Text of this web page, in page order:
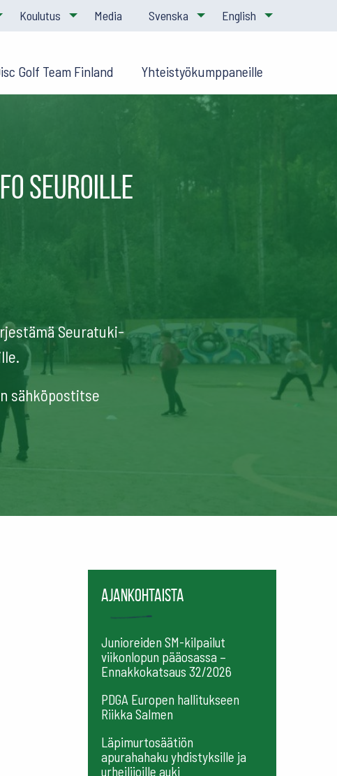
Koulutus Media Svenska English
Golf Team Finland Yhteistyökumppaneille
seuroille
Seuratuki-
sähköpostitse
Ajankohtaista
Junioreiden SM-kilpailut
viikonlopun pääosassa –
Ennakkokatsaus 32/2026
PDGA Europen hallitukseen
Riikka Salmen
Läpimurtosäätiön
apurahahaku yhdistyksille ja
urheilijoille auki